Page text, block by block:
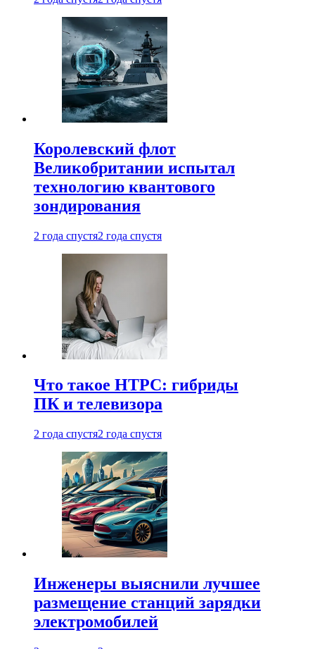
Королевский флот
Великобритании испытал
технологию квантового
зондирования
2 года спустя2 года спустя
Что такое HTPC: гибриды
ПК и телевизора
2 года спустя2 года спустя
Инженеры выяснили лучшее
размещение станций зарядки
электромобилей